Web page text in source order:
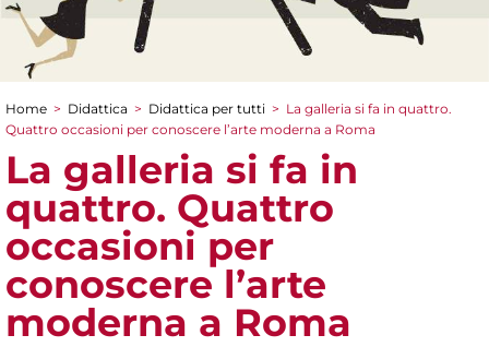
Tu sei qui
Home > Didattica > Didattica per tutti > La galleria si fa in quattro.
Quattro occasioni per conoscere l’arte moderna a Roma
La galleria si fa in
quattro. Quattro
occasioni per
conoscere l’arte
moderna a Roma